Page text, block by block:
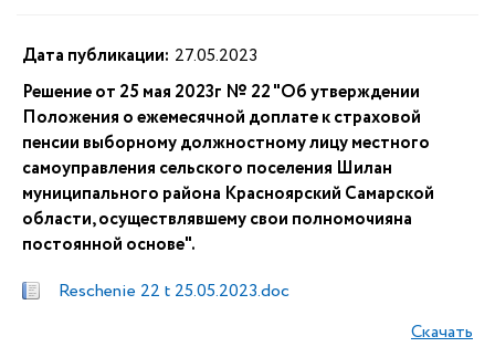
Дата публикации: 27.05.2023
Решение от 25 мая 2023г № 22 "Об утверждении
Положения о ежемесячной доплате к страховой
пенсии выборному должностному лицу местного
самоуправления сельского поселения Шилан
муниципального района Красноярский Самарской
области, осуществлявшему свои полномочияна
постоянной основе".
Reschenie 22 t 25.05.2023.doc
Скачать